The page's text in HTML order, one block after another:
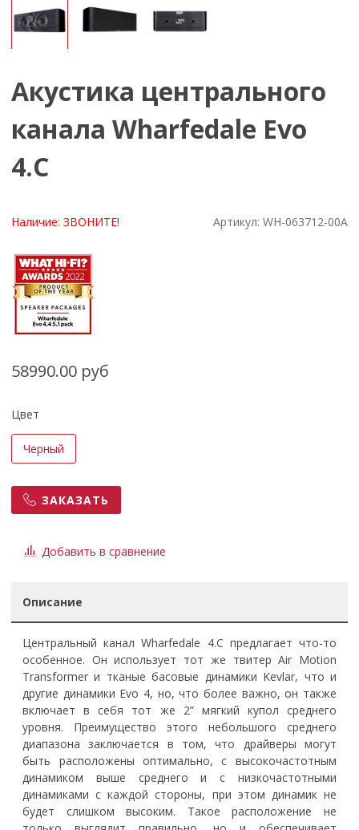
Акустика центрального
канала Wharfedale Evo
4.C
Наличие:ЗВОНИТЕ! Артикул: WH-063712-00A
58990.00 руб
Цвет
Черный
ЗАКАЗАТЬ
Добавить в сравнение
Описание
Центральный канал Wharfedale 4.C предлагает что-то
особенное. Он использует тот же твитер Air Motion
Transformer и тканые басовые динамики Kevlar, что и
другие динамики Evo 4, но, что более важно, он также
включает в себя тот же 2” мягкий купол среднего
уровня. Преимущество этого небольшого среднего
диапазона заключается в том, что драйверы могут
быть расположены оптимально, с высокочастотным
динамиком выше среднего и с низкочастотными
динамиками с каждой стороны, при этом динамик не
будет слишком высоким. Такое расположение не